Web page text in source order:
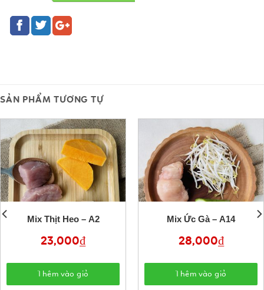
SẢN PHẨM TƯƠNG TỰ
Mix Thịt Heo – A2
23,000₫
Thêm vào giỏ
Mix Ức Gà – A14
28,000₫
Thêm vào giỏ